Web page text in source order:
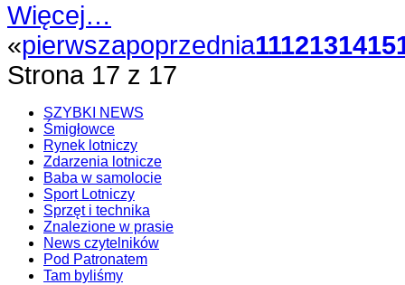
Więcej…
«pierwszapoprzednia1112131415
Strona 17 z 17
SZYBKI NEWS
Śmigłowce
Rynek lotniczy
Zdarzenia lotnicze
Baba w samolocie
Sport Lotniczy
Sprzęt i technika
Znalezione w prasie
News czytelników
Pod Patronatem
Tam byliśmy